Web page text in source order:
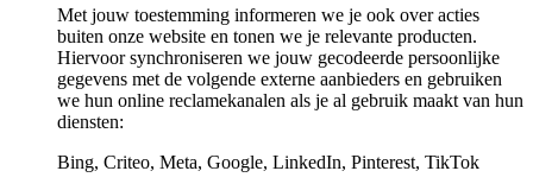
Met jouw toestemming informeren we je ook over acties
buiten onze website en tonen we je relevante producten.
Hiervoor synchroniseren we jouw gecodeerde persoonlijke
gegevens met de volgende externe aanbieders en gebruiken
we hun online reclamekanalen als je al gebruik maakt van hun
diensten:
Bing, Criteo, Meta, Google, LinkedIn, Pinterest, TikTok